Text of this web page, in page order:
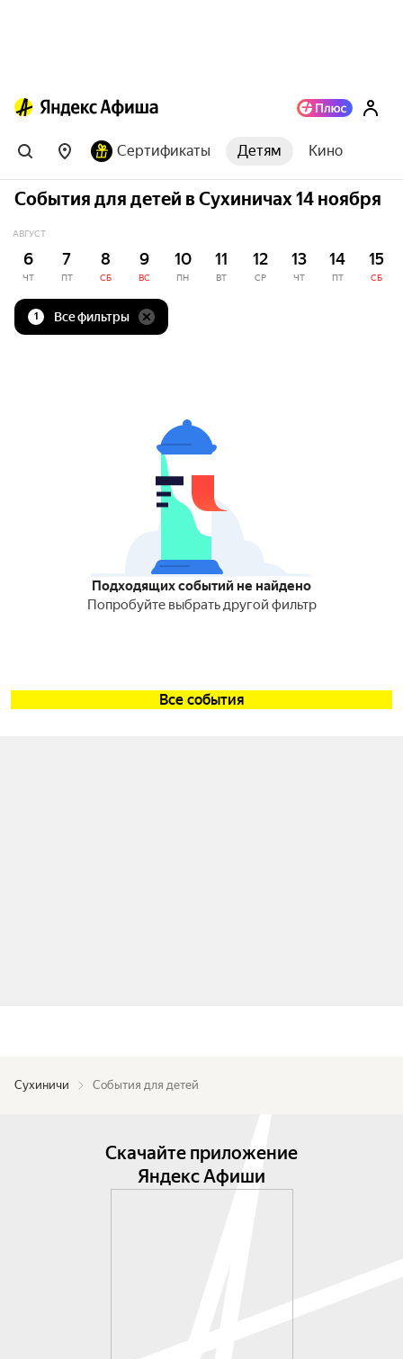
Сертификаты Детям Кино
События для детей в Сухиничах 14 ноября
АВГУСТ
6
ЧТ
7
ПТ
8
СБ
9
ВС
10
ПН
11
ВТ
12
СР
13
ЧТ
14
ПТ
15
СБ
1 Все фильтры
Подходящих событий не найдено
Попробуйте выбрать другой фильтр
Все события
Сухиничи События для детей
Скачайте приложение
Яндекс Афиши